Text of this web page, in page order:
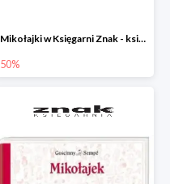
Mikołajki w Księgarni Znak - książki dla dzieci i młodzieży do -50%
50%